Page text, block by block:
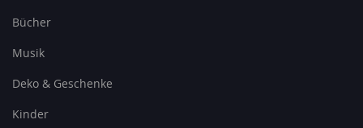
Bücher
Musik
Deko & Geschenke
Kinder